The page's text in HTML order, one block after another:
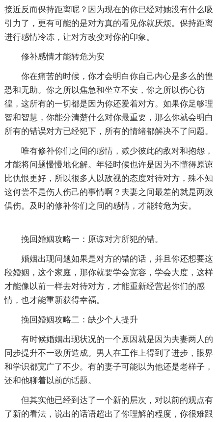
接近反而保持距离呢？因为现在的你已经对她没有什么吸
引力了，更有可能的是对方真的看见你就厌烦。保持距离
进行感情冷冻，让对方改变对你的印象。
修补感情才能转危为安
你在痛苦的时候，你才会明白你自己内心是多么的惶
恐和无助。你之所以焦急和坐立不安，你之所以伤心彷
徨，这所有的一切都是因为你还爱着对方。如果你足够理
智和智慧，你能分清楚什么对你最重要，那么你就会明白
所有的错误对方已经犯下，所有的情绪都解决不了问题。
唯有修补你们之间的感情，减少彼此的敌对和抱怨，
才能将问题慢慢地化解。年轻时候也许是因为不懂得原谅
比仇恨更好，所以很多人以敌视的态度对待对方，殊不知
这何尝不是伤人伤己的事情啊？夫妻之间最差的就是两败
俱伤。及时的修补你们之间的感情，才能转危为安。
挽回婚姻攻略一：原谅对方所犯的错。
婚姻出现问题如果是对方的错的话，并且你还想要这
段婚姻，这个家庭，那你就要学会宽容，学会大度，这样
才能像以前一样去对待对方，才能重新经营起你们的感
情，也才能重新获得幸福。
挽回婚姻攻略二：缺少个人提升
有时候婚姻出现状况的一个原因就是因为夫妻两人的
同步提升不一致所造成。男人在工作上得到了进步，眼界
和学识都宽广了不少。有的妻子可能以为他还是老样子，
还和他聊着以前的话题。
但其实他已经到达了一个新的层次，对以前的观点有
了新的看法，说出的话语超出了你理解的程度，你很难跟